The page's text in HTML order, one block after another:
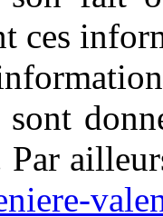
ces
sont
Par